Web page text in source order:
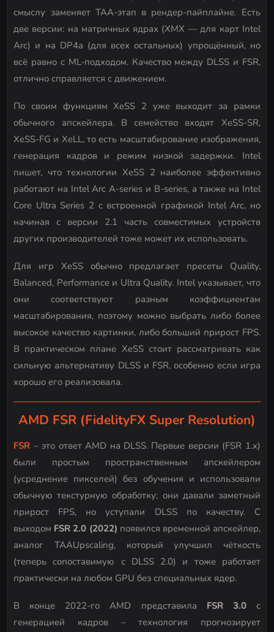
смыслу заменяет TAA-этап в рендер-пайплайне. Есть
две версии: на матричных ядрах (XMX — для карт Intel
Arc) и на DP4a (для всех остальных) упрощённый, но
всё равно с ML-подходом. Качество между DLSS и FSR,
отлично справляется с движением.
По своим функциям XeSS 2 уже выходит за рамки
обычного апскейлера. В семейство входят XeSS-SR,
XeSS-FG и XeLL, то есть масштабирование изображения,
генерация кадров и режим низкой задержки. Intel
пишет, что технологии XeSS 2 наиболее эффективно
работают на Intel Arc A-series и B-series, а также на Intel
Core Ultra Series 2 с встроенной графикой Intel Arc, но
начиная с версии 2.1 часть совместимых устройств
других производителей тоже может их использовать.
Для игр XeSS обычно предлагает пресеты Quality,
Balanced, Performance и Ultra Quality. Intel указывает, что
они соответствуют разным коэффициентам
масштабирования, поэтому можно выбрать либо более
высокое качество картинки, либо больший прирост FPS.
В практическом плане XeSS стоит рассматривать как
сильную альтернативу DLSS и FSR, особенно если игра
хорошо его реализовала.
AMD FSR (FidelityFX Super Resolution)
FSR – это ответ AMD на DLSS. Первые версии (FSR 1.x)
были простым пространственным апскейлером
(усреднение пикселей) без обучения и использовали
обычную текстурную обработку; они давали заметный
прирост FPS, но уступали DLSS по качеству. С
выходом FSR 2.0 (2022) появился временной апскейлер,
аналог TAAUpscaling, который улучшил чёткость
(теперь сопоставимую с DLSS 2.0) и тоже работает
практически на любом GPU без специальных ядер.
В конце 2022-го AMD представила FSR 3.0с
генерацией кадров – технология прогнозирует